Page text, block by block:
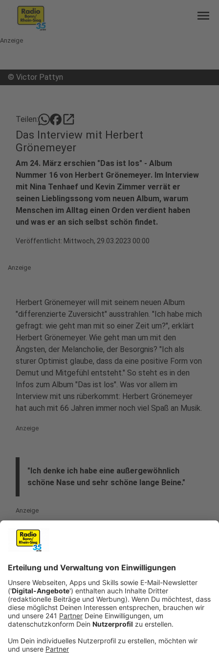
menu
Anzeige
© Victor Pattyn
Teilen: open_in_new
Das Interview mit Herbert
Grönemeyer
Am 24. März erschien "Das ist los" - Album
Nummer 16 von Herbert Grönemeyer. Im Interview
mit Nina Tenhaef und Kevin Zimmer verrät er
seinen Lieblingssong vom neuen Album, warum
Menschen im Alltag einen Orden verdient haben
und was er an sich selbst schön findet.
Veröffentlicht: Mittwoch, 29.03.2023 00:00
Anzeige
Herbert Grönemeyer will mit seinem neuen Album
"differenzierte Zuversicht" ausstrahlen. "Ich habe mich
gefragt: wie geht man mit so einer Zeit um?", erklärt
Herbert Grönemeyer. Wie geht man um mit den
Ängsten, der Melancholie, der Besorgnis? "Ich als
sturer Optimist glaube, dass da eine positive Form von
Demut und Mitgefühl entsteht." So steht es in den
Infos zum Album "Das ist los". Was vor allem im
Interview mit uns rüberkommt: Herbert Grönemeyer
hat auch mit 66 Jahren immer noch viel Spaß an Musik.
Anzeige
"Ich denke ich habe eine außergewöhnlich
schöne Nase und sehr schöne lange Beine."
Anzeige
Bevor Herbert Grönemeyer, Nina und Kevin ihre
über die richtige und verständliche Aussprache von
"Alltag". Da scheint es, wenn das Wort gesungen wird,
Unterschiede zu geben. Generell stellt der Sänger
aber fest: "Der Alltag ist die größte Tücke im Leben.".
Und dann geht es auch noch um Körperteile. Was er
den besonders an sich mag, will Kevin wissen.
"Ich denke ich habe eine außergewöhnlich schöne